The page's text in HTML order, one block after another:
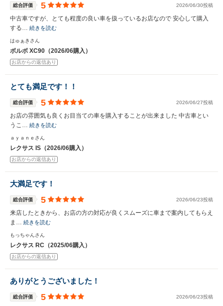
総合評価 5 2026/06/30投稿
中古車ですが、とても程度の良い車を扱っているお店なので 安心して購入
する… 続きを読む
はゅぁきさん
ボルボ XC90（2026/06購入）
お店からの返信あり
とても満足です！！
総合評価 5 2026/06/27投稿
お店の雰囲気も良くお目当ての車を購入することが出来ました 中古車とい
うこ… 続きを読む
ａｙａｎｅさん
レクサス IS（2026/06購入）
お店からの返信あり
大満足です！
総合評価 5 2026/06/23投稿
来店したときから、お店の方の対応が良くスムーズに車まで案内してもらえ
ま… 続きを読む
もっちゃんさん
レクサス RC（2025/06購入）
お店からの返信あり
ありがとうございました！
総合評価 5 2026/06/23投稿